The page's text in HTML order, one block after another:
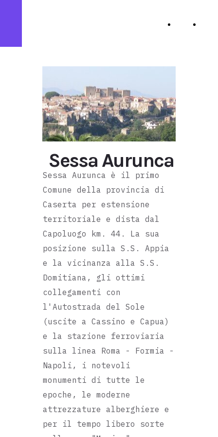
Home
Sessa Aurunca
Sessa Aurunca è il primo
Comune della provincia di
Caserta per estensione
territoriale e dista dal
Capoluogo km. 44. La sua
posizione sulla S.S. Appia
e la vicinanza alla S.S.
Domitiana, gli ottimi
collegamenti con
l'Autostrada del Sole
(uscite a Cassino e Capua)
e la stazione ferroviaria
sulla linea Roma - Formia -
Napoli, i notevoli
monumenti di tutte le
epoche, le moderne
attrezzature alberghiere e
per il tempo libero sorte